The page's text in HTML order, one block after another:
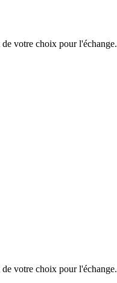
votre choix pour l'échange.
votre choix pour l'échange.